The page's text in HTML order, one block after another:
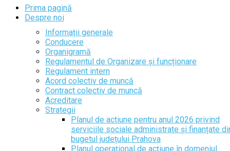
Prima pagină
Despre noi
Informații generale
Conducere
Organigramă
Regulamentul de Organizare și funcționare
Regulament intern
Acord colectiv de muncă
Contract colectiv de muncă
Acreditare
Strategii
Planul de actiune pentru anul 2026 privind
serviciile sociale administrate și finanțate
bugetul județului Prahova
Planul operațional de acțiune în domeniul